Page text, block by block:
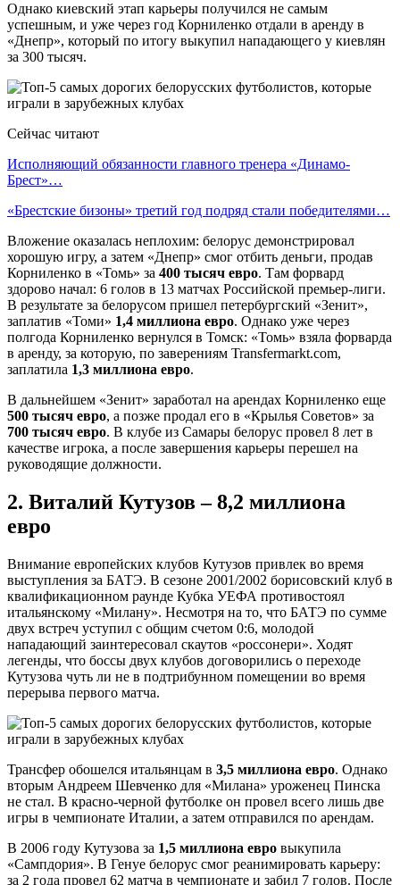
Однако киевский этап карьеры получился не самым
успешным, и уже через год Корниленко отдали в аренду в
«Днепр», который по итогу выкупил нападающего у киевлян
за 300 тысяч.
Сейчас читают
Исполняющий обязанности главного тренера «Динамо-
Брест»…
«Брестские бизоны» третий год подряд стали победителями…
Вложение оказалась неплохим: белорус демонстрировал
хорошую игру, а затем «Днепр» смог отбить деньги, продав
Корниленко в «Томь» за 400 тысяч евро. Там форвард
здорово начал: 6 голов в 13 матчах Российской премьер-лиги.
В результате за белорусом пришел петербургский «Зенит»,
заплатив «Томи» 1,4 миллиона евро. Однако уже через
полгода Корниленко вернулся в Томск: «Томь» взяла форварда
в аренду, за которую, по заверениям Transfermarkt.com,
заплатила 1,3 миллиона евро.
В дальнейшем «Зенит» заработал на арендах Корниленко еще
500 тысяч евро, а позже продал его в «Крылья Советов» за
700 тысяч евро. В клубе из Самары белорус провел 8 лет в
качестве игрока, а после завершения карьеры перешел на
руководящие должности.
2. Виталий Кутузов – 8,2 миллиона
евро
Внимание европейских клубов Кутузов привлек во время
выступления за БАТЭ. В сезоне 2001/2002 борисовский клуб в
квалификационном раунде Кубка УЕФА противостоял
итальянскому «Милану». Несмотря на то, что БАТЭ по сумме
двух встреч уступил с общим счетом 0:6, молодой
нападающий заинтересовал скаутов «россонери». Ходят
легенды, что боссы двух клубов договорились о переходе
Кутузова чуть ли не в подтрибунном помещении во время
перерыва первого матча.
Трансфер обошелся итальянцам в 3,5 миллиона евро. Однако
вторым Андреем Шевченко для «Милана» уроженец Пинска
не стал. В красно-черной футболке он провел всего лишь две
игры в чемпионате Италии, а затем отправился по арендам.
В 2006 году Кутузова за 1,5 миллиона евро выкупила
«Сампдория». В Генуе белорус смог реанимировать карьеру:
за 2 года провел 62 матча в чемпионате и забил 7 голов. После